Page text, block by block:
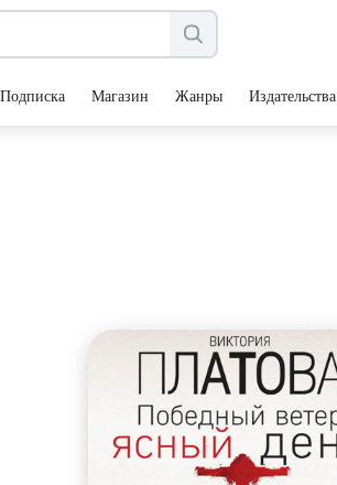
Подписка Магазин Жанры Издательства